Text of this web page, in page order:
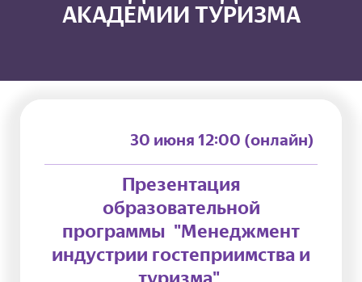
АКАДЕМИИ ТУРИЗМА
30 июня 12:00 (онлайн)
Презентация
образовательной
программы "Менеджмент
индустрии гостеприимства и